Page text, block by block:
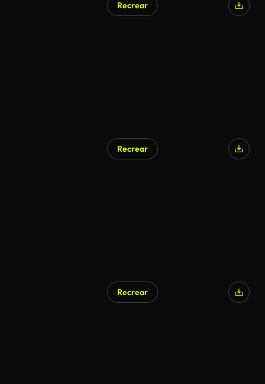
Recrear
Recrear
Recrear